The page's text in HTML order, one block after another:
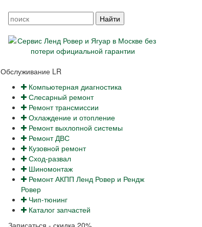
Обслуживание LR
Компьютерная диагностика
Слесарный ремонт
Ремонт трансмиссии
Охлаждение и отопление
Ремонт выхлопной системы
Ремонт ДВС
Кузовной ремонт
Сход-развал
Шиномонтаж
Ремонт АКПП Ленд Ровер и Рендж
Ровер
Чип-тюнинг
Каталог запчастей
Записаться - скидка 20%